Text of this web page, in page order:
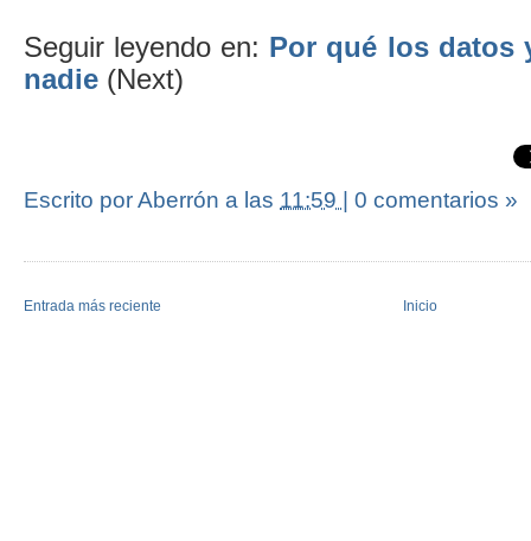
Seguir leyendo en: Por qué los datos
nadie (Next)
Escrito por Aberrón a las 11:59 | 0 comentarios »
Entrada más reciente Inicio